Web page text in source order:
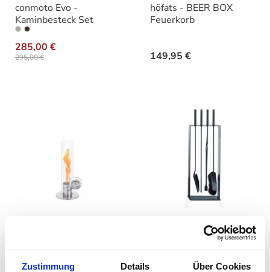
Zustimmung Details Über Cookies
conmoto Evo -
Kaminbesteck Set
285,00 €
295,00 €
Varianten
höfats - BEER BOX
Feuerkorb
149,95 €
Varianten auswählen
Kaminbesteck Norma
schwarz